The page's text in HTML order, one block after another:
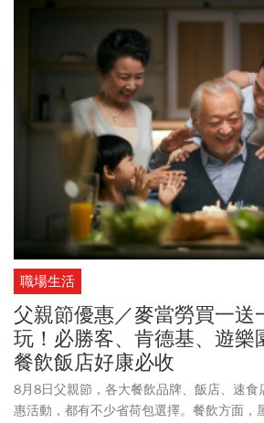
職場生活
父親節優惠／麥當勞買一送
玩！必勝客、肯德基、遊
餐飲飯店好康必收
8月8日父親節，各大餐飲品牌、飯店、速食
惠活動，都有不少省荷包選擇。餐飲方面，